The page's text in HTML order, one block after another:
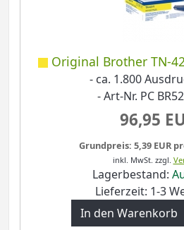
Original Brother TN-
- ca. 1.800
- Art-Nr. PC
96,95
Grundpreis: 5,39 EUR
inkl. MwSt. zzgl.
Lagerbestand:
Lieferzeit: 1-3
In den Warenkorb